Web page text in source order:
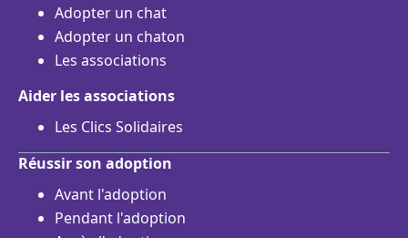
Adopter un chat
Adopter un chaton
Les associations
Aider les associations
Les Clics Solidaires
Réussir son adoption
Avant l'adoption
Pendant l'adoption